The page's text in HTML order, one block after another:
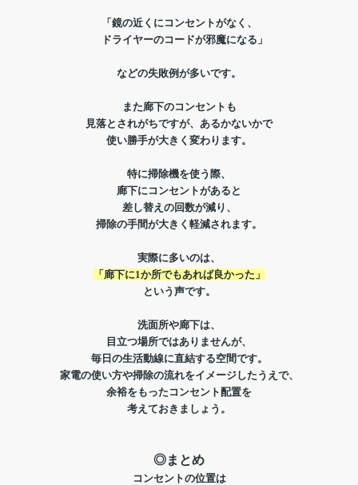
「鏡の近くにコンセントがなく、
ドライヤーのコードが邪魔になる」
などの失敗例が多いです。
また廊下のコンセントも
見落とされがちですが、あるかないかで
使い勝手が大きく変わります。
特に掃除機を使う際、
廊下にコンセントがあると
差し替えの回数が減り、
掃除の手間が大きく軽減されます。
実際に多いのは、
「廊下に1か所でもあれば良かった」
という声です。
洗面所や廊下は、
目立つ場所ではありませんが、
毎日の生活動線に直結する空間です。
家電の使い方や掃除の流れをイメージしたうえで、
余裕をもったコンセント配置を
考えておきましょう。
◎まとめ
コンセントの位置は